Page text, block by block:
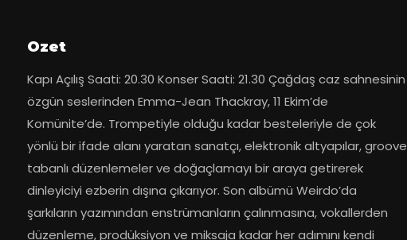
Ozet
Kapı Açılış Saati: 20.30 Konser Saati: 21.30 Çağdaş caz sahnesinin
özgün seslerinden Emma-Jean Thackray, 11 Ekim’de
Komünite’de. Trompetiyle olduğu kadar besteleriyle de çok
yönlü bir ifade alanı yaratan sanatçı, elektronik altyapılar, groove
tabanlı düzenlemeler ve doğaçlamayı bir araya getirerek
dinleyiciyi ezberin dışına çıkarıyor. Son albümü Weirdo’da
şarkıların yazımından enstrümanların çalınmasına, vokallerden
düzenleme, prodüksiyon ve miksaja kadar her adımını kendi